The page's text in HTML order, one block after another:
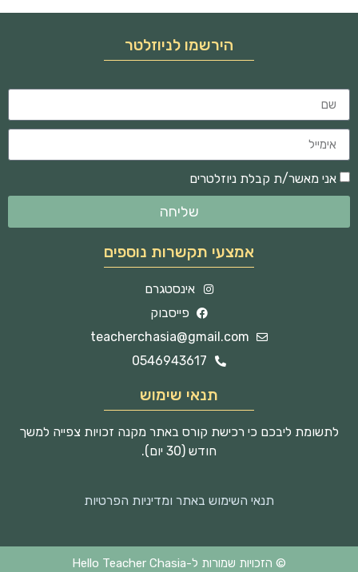
הירשמו לניוזלטר
אני מאשר/ת קבלת ניוזלטרים
שליחה
אמצעי תקשרות נוספים
אינסטגרם
פייסבוק
teacherchasia@gmail.com
0546943617
תנאי שימוש
לתשומת ליבכם כי רכישת קורס באתר מקנה זכויות צפייה למשך
חודש (30 יום).
תנאי השימוש באתר ומדיניות הפרטיות
© הזכויות שמורות ל-Hello Teacher Chasia